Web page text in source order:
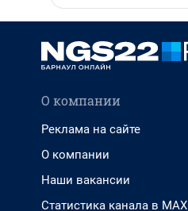
О компании
Реклама на сайте
О компании
Наши вакансии
Статистика канала в MAX